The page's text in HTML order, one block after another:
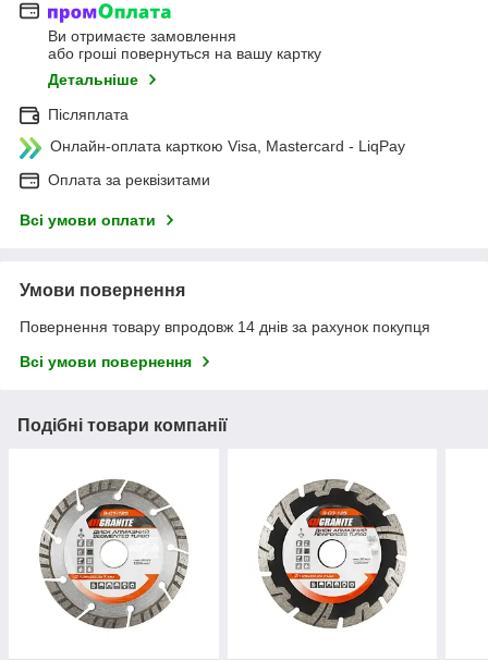
Ви отримаєте замовлення
або гроші повернуться на вашу картку
Детальніше
Післяплата
Онлайн-оплата карткою Visa, Mastercard - LiqPay
Оплата за реквізитами
Всі умови оплати
Умови повернення
Повернення товару впродовж 14 днів за рахунок покупця
Всі умови повернення
Подібні товари компанії